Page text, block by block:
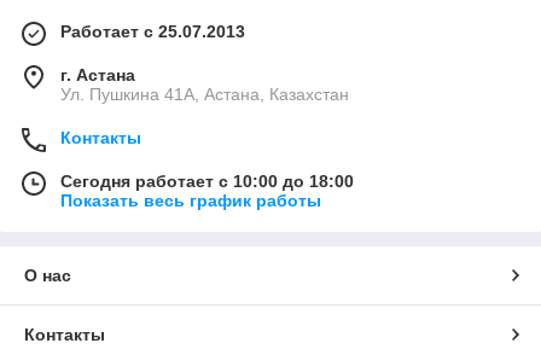
Работает с 25.07.2013
г. Астана
Ул. Пушкина 41А, Астана, Казахстан
Контакты
Сегодня работает с 10:00 до 18:00
Показать весь график работы
О нас
Контакты